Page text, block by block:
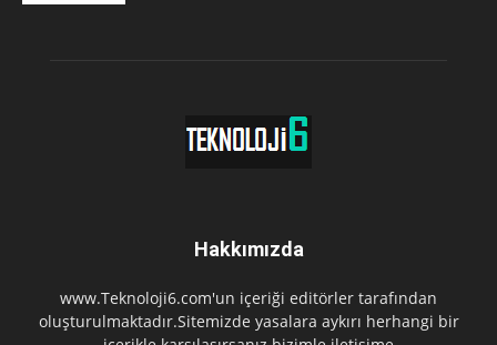
Hakkımızda
www.Teknoloji6.com'un içeriği editörler tarafından
oluşturulmaktadır.Sitemizde yasalara aykırı herhangi bir